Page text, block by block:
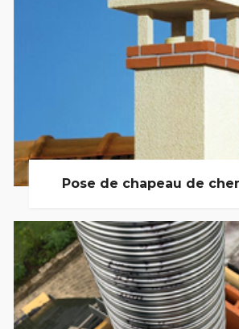
Pose de chapeau de